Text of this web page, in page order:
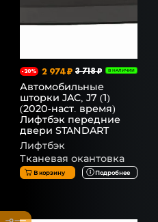
-20% 2 974 ₽ 3 718 ₽ В НАЛИЧИИ
Автомобильные
шторки JAC, J7 (1)
(2020-наст. время)
Лифтбэк передние
двери STANDART
Лифтбэк
Тканевая окантовка
В корзину Подробнее